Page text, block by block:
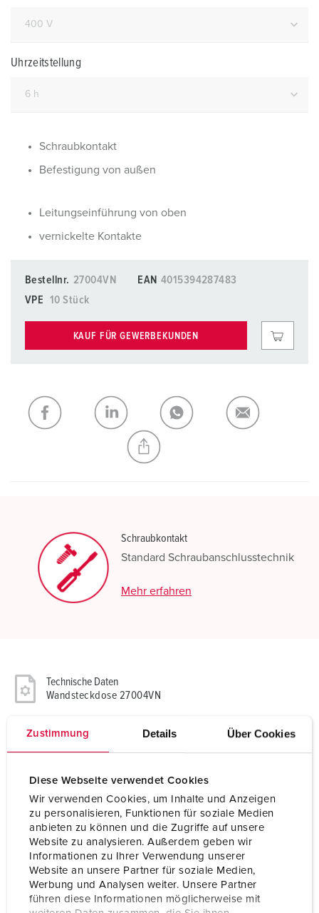
Zustimmung Details Über Cookies
Diese Webseite verwendet Cookies
Wir verwenden Cookies, um Inhalte und Anzeigen
zu personalisieren, Funktionen für soziale Medien
anbieten zu können und die Zugriffe auf unsere
Website zu analysieren. Außerdem geben wir
Informationen zu Ihrer Verwendung unserer
Website an unsere Partner für soziale Medien,
Werbung und Analysen weiter. Unsere Partner
führen diese Informationen möglicherweise mit
Uhrzeitstellung
Schraubkontakt
Befestigung von außen
Leitungseinführung von oben
vernickelte Kontakte
Bestellnr. 27004VN EAN 4015394287483
VPE
10 Stück
KAUF FÜR GEWERBEKUNDEN
Schraubkontakt
Standard Schraubanschlusstechnik
Mehr erfahren
Technische Daten
Wandsteckdose 27004VN
Ampere
Uhrzeitstellung 6 h
Hertz 50-60 Hz
vernickelte Kontakte